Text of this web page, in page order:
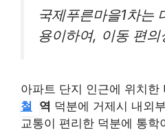
국제푸른마을1차는
용이하여, 이동 편
아파트 단지 인근에 위치한
철
역 덕분에 거제시 내외
교통이 편리한 덕분에 통